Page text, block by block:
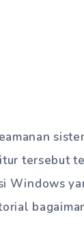
tersebut
Windows